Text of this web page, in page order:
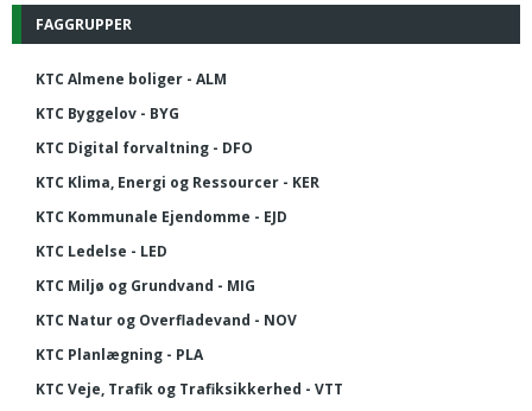
FAGGRUPPER
KTC Almene boliger - ALM
KTC Byggelov - BYG
KTC Digital forvaltning - DFO
KTC Klima, Energi og Ressourcer - KER
KTC Kommunale Ejendomme - EJD
KTC Ledelse - LED
KTC Miljø og Grundvand - MIG
KTC Natur og Overfladevand - NOV
KTC Planlægning - PLA
KTC Veje, Trafik og Trafiksikkerhed - VTT